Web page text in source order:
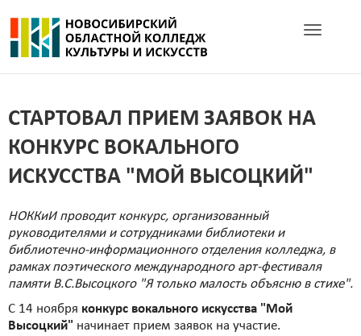
Toggle
СТАРТОВАЛ ПРИЕМ ЗАЯВОК НА
КОНКУРС ВОКАЛЬНОГО
ИСКУССТВА "МОЙ ВЫСОЦКИЙ"
НОККиИ проводит конкурс, организованный
руководителями и сотрудниками библиотеки и
библиотечно-информационного отделения колледжа, в
рамках поэтического международного арт-фестиваля
памяти В.С.Высоцкого "Я только малость объясню в стихе".
С 14 ноября конкурс вокального искусства "Мой
Высоцкий" начинает прием заявок на участие.